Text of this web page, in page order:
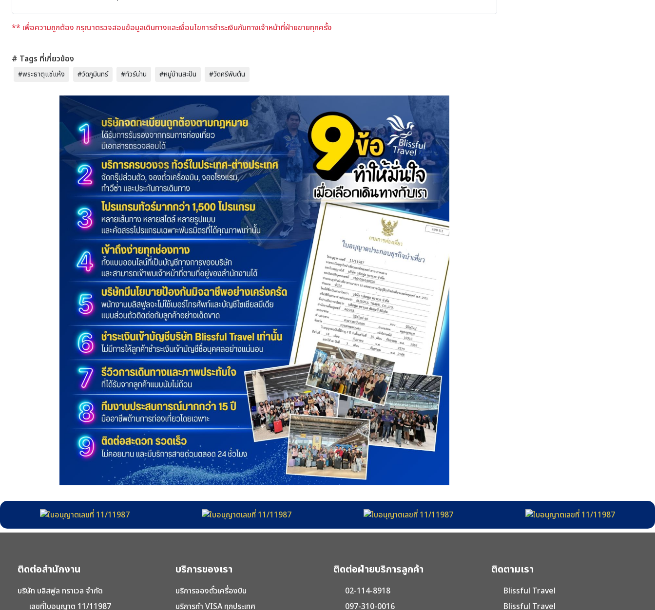
** เพื่อความถูกต้อง กรุณาตรวจสอบข้อมูลเดินทางและเงื่อนไขการชำระเงินกับทางเจ้าหน้าที่ฝ่ายขายทุกครั้ง
# Tags ที่เกี่ยวข้อง
#พระธาตุแช่แห้ง #วัดภูมินทร์ #ทัวร์น่าน #หมู่บ้านสะปัน #วัดศรีพันต้น
ติดต่อสำนักงาน
บริษัท บลิสฟูล ทราเวล จำกัด
เลขที่ใบอนุญาต 11/11987
บริการของเรา
บริการจองตั๋วเครื่องบิน
บริการทำ VISA ทุกประเทศ
ติดต่อฝ่ายบริการลูกค้า
02-114-8918
097-310-0016
ติดตามเรา
Blissful Travel
Blissful Travel